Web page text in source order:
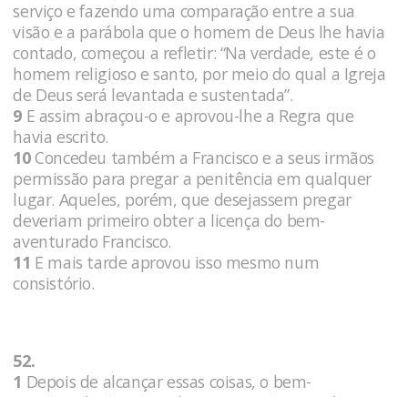
serviço e fazendo uma comparação entre a sua
visão e a parábola que o homem de Deus lhe havia
contado, começou a refletir: “Na verdade, este é o
homem religioso e santo, por meio do qual a Igreja
de Deus será levantada e sustentada”.
9 E assim abraçou-o e aprovou-lhe a Regra que
havia escrito.
10Concedeu também a Francisco e a seus irmãos
permissão para pregar a penitência em qualquer
lugar. Aqueles, porém, que desejassem pregar
deveriam primeiro obter a licença do bem-
aventurado Francisco.
11 E mais tarde aprovou isso mesmo num
consistório.
52.
1 Depois de alcançar essas coisas, o bem-